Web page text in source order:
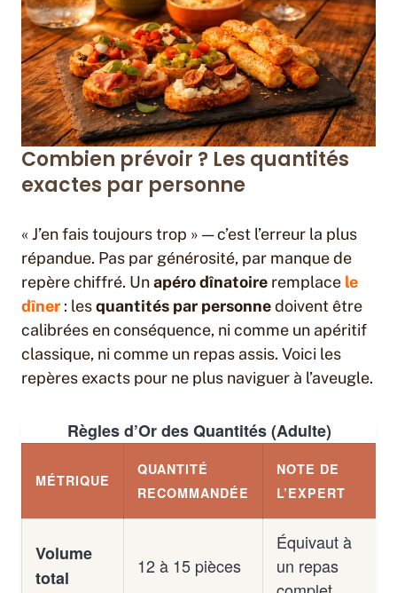
Combien prévoir ? Les quantités
exactes par personne
« J’en fais toujours trop » — c’est l’erreur la plus
répandue. Pas par générosité, par manque de
repère chiffré. Unapéro dînatoire remplace le
dîner : lesquantités par personnedoivent être
calibrées en conséquence, ni comme un apéritif
classique, ni comme un repas assis. Voici les
repères exacts pour ne plus naviguer à l’aveugle.
Règles d’Or des Quantités (Adulte)
MÉTRIQUE
QUANTITÉ
RECOMMANDÉE
NOTE DE
L’EXPERT
Volume
total
12 à 15 pièces
Équivaut à
un repas